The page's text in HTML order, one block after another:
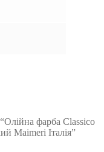
фарба Classico
Maimeri Італія”